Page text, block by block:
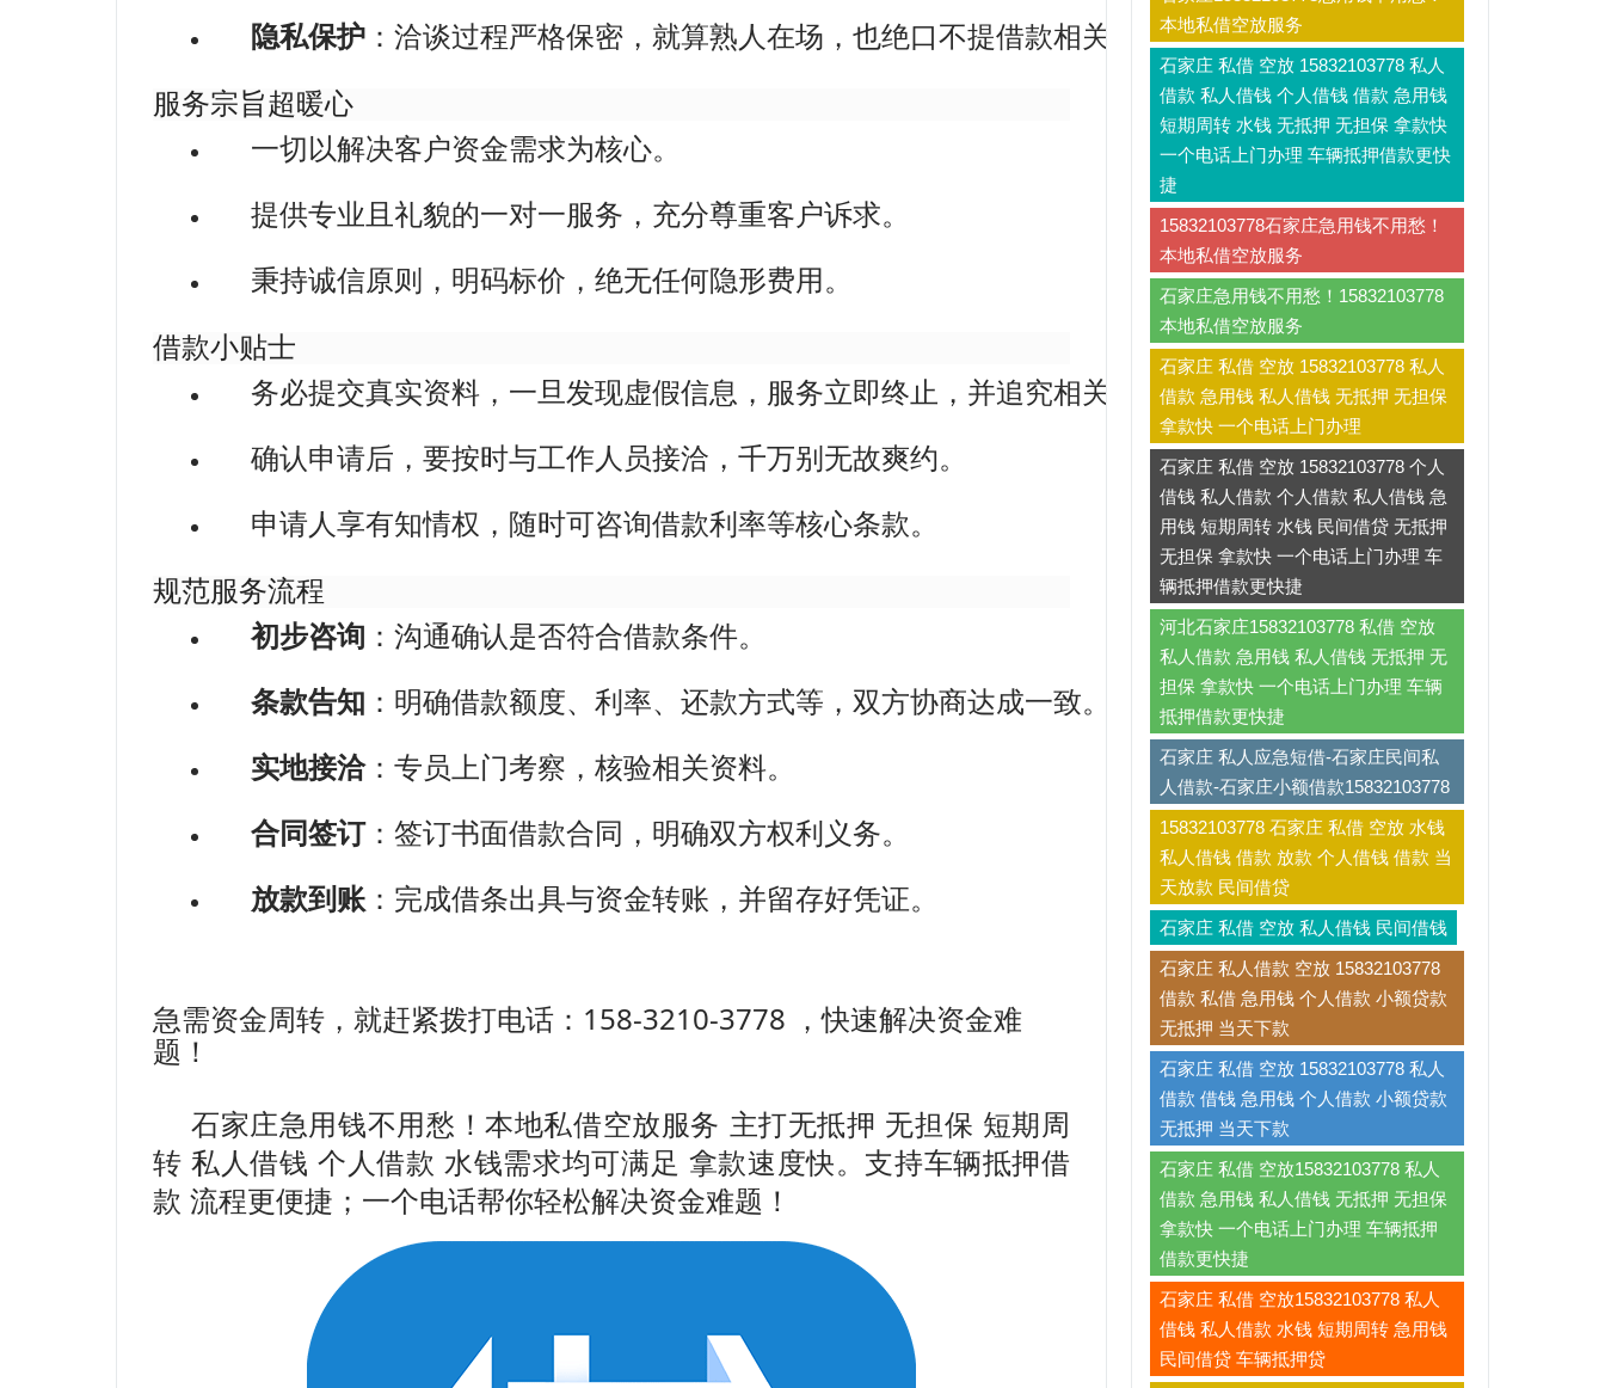
隐私保护 ：洽谈过程严格保密，就算熟人在场，也绝口不提借款相关事宜。
服务宗旨超暖心
一切以解决客户资金需求为核心。
提供专业且礼貌的一对一服务，充分尊重客户诉求。
秉持诚信原则，明码标价，绝无任何隐形费用。
借款小贴士
务必提交真实资料，一旦发现虚假信息，服务立即终止，并追究相关责任。
确认申请后，要按时与工作人员接洽，千万别无故爽约。
申请人享有知情权，随时可咨询借款利率等核心条款。
规范服务流程
初步咨询 ：沟通确认是否符合借款条件。
条款告知 ：明确借款额度、利率、还款方式等，双方协商达成一致。
实地接洽：专员上门考察，核验相关资料。
合同签订：签订书面借款合同，明确双方权利义务。
放款到账 ：完成借条出具与资金转账，并留存好凭证。
急需资金周转，就赶紧拨打电话：158-3210-3778 ，快速解决资金难
题！
石家庄急用钱不用愁！本地私借空放服务 主打无抵押 无担保 短期周
转 私人借钱 个人借款 水钱需求均可满足 拿款速度快。支持车辆抵押借
款 流程更便捷；一个电话帮你轻松解决资金难题！
本地私借空放服务
石家庄 私借 空放 15832103778 私人
借款 私人借钱 个人借钱 借款 急用钱
短期周转 水钱 无抵押 无担保 拿款快
一个电话上门办理 车辆抵押借款更快
捷
15832103778石家庄急用钱不用愁！
本地私借空放服务
石家庄急用钱不用愁！15832103778
本地私借空放服务
石家庄 私借 空放 15832103778 私人
借款 急用钱 私人借钱 无抵押 无担保
拿款快 一个电话上门办理
石家庄 私借 空放 15832103778 个人
借钱 私人借款 个人借款 私人借钱 急
用钱 短期周转 水钱 民间借贷 无抵押
无担保 拿款快 一个电话上门办理 车
辆抵押借款更快捷
河北石家庄15832103778 私借 空放
私人借款 急用钱 私人借钱 无抵押 无
担保 拿款快 一个电话上门办理 车辆
抵押借款更快捷
石家庄 私人应急短借-石家庄民间私
人借款-石家庄小额借款15832103778
15832103778 石家庄 私借 空放 水钱
私人借钱 借款 放款 个人借钱 借款 当
天放款 民间借贷
石家庄 私借 空放 私人借钱 民间借钱
石家庄 私人借款 空放 15832103778
借款 私借 急用钱 个人借款 小额贷款
无抵押 当天下款
石家庄 私借 空放 15832103778 私人
借款 借钱 急用钱 个人借款 小额贷款
无抵押 当天下款
石家庄 私借 空放15832103778 私人
借款 急用钱 私人借钱 无抵押 无担保
拿款快 一个电话上门办理 车辆抵押
借款更快捷
石家庄 私借 空放15832103778 私人
借钱 私人借款 水钱 短期周转 急用钱
民间借贷 车辆抵押贷